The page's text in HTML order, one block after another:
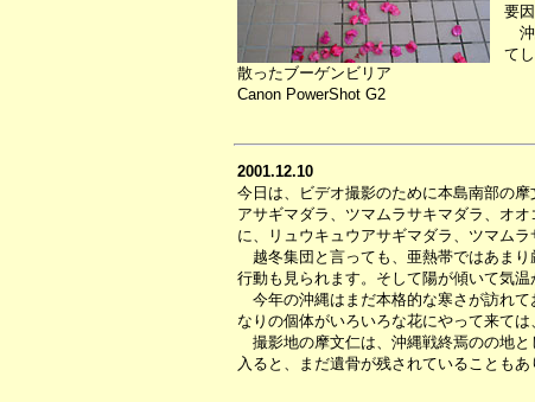
散ったブーゲンビリア
Canon PowerShot G2
要
沖
て
2001.12.10
今日は、ビデオ撮影のために本島南部の
アサギマダラ、ツマムラサキマダラ、オ
に、リュウキュウアサギマダラ、ツマム
越冬集団と言っても、亜熱帯ではあまり
行動も見られます。そして陽が傾いて気
今年の沖縄はまだ本格的な寒さが訪れて
なりの個体がいろいろな花にやって来て
撮影地の摩文仁は、沖縄戦終焉のの地と
入ると、まだ遺骨が残されていることもあ